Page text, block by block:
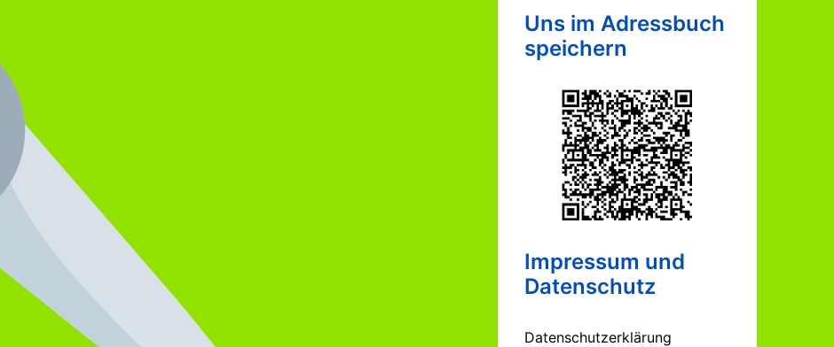
Uns im Adressbuch
speichern
Impressum und
Datenschutz
Datenschutzerklärung